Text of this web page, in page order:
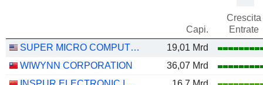
Capi.
Crescita
Entrate
SUPER MICRO COMPUTER, INC.
19,01 Mrd
WIWYNN CORPORATION
36,07 Mrd